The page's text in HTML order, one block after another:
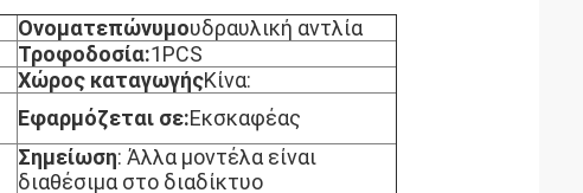
Ονοματεπώνυμουδραυλική αντλία
Τροφοδοσία:1PCS
Χώρος καταγωγήςΚίνα:
Εφαρμόζεται σε:Εκσκαφέας
Σημείωση: Άλλα μοντέλα είναι
διαθέσιμα στο διαδίκτυο